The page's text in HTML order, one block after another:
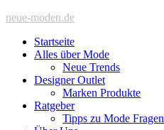
neue-moden.de
Startseite
Alles über Mode
Neue Trends
Designer Outlet
Marken Produkte
Ratgeber
Tipps zu Mode Fragen